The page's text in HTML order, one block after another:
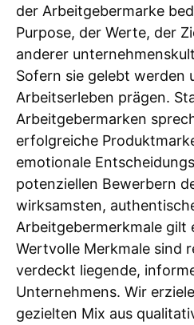
der Arbeitgebermarke
Purpose, der Werte, der
anderer
Sofern sie gelebt werden
Arbeitserleben prägen.
Arbeitgebermarken
erfolgreiche
emotionale
potenziellen Bewerbern
wirksamsten,
Arbeitgebermerkmale gilt
Wertvolle Merkmale sind
verdeckt liegende,
Unternehmens. Wir
gezielten Mix aus